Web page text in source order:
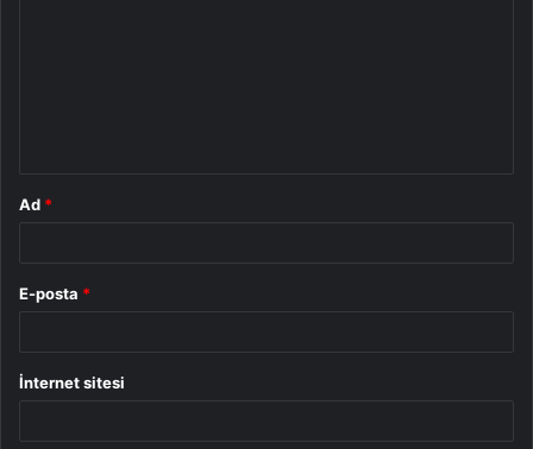
Ad *
E-posta *
İnternet sitesi